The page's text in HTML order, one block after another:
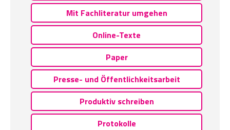
Mit Fachliteratur umgehen
Online-Texte
Paper
Presse- und Öffentlichkeitsarbeit
Produktiv schreiben
Protokolle